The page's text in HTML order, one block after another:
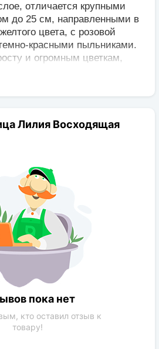
отличается крупными
до 25 см, направленными в
цвета, с розовой
красными пыльниками.
и огромным цветкам,
Она зацветает в первый
Цветы используют для
к грибковым заболеваниям
Лилия Восходящая
пока нет
кто оставил отзыв к
товару!